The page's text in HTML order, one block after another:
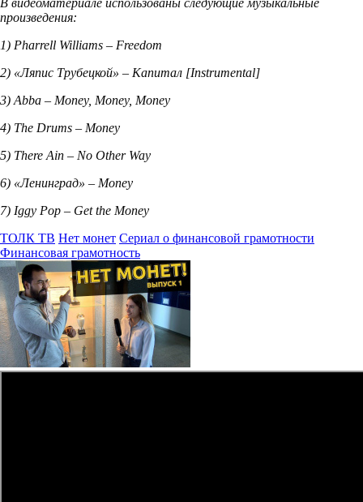
В видеоматериале использованы следующие музыкальные
произведения:
1) Pharrell Williams – Freedom
2) «Ляпис Трубецкой» – Капитал [Instrumental]
3) Abba – Money, Money, Money
4) The Drums – Money
5) There Ain – No Other Way
6) «Ленинград» – Money
7) Iggy Pop – Get the Money
ТОЛК ТВ Нет монет Сериал о финансовой грамотности
Финансовая грамотность